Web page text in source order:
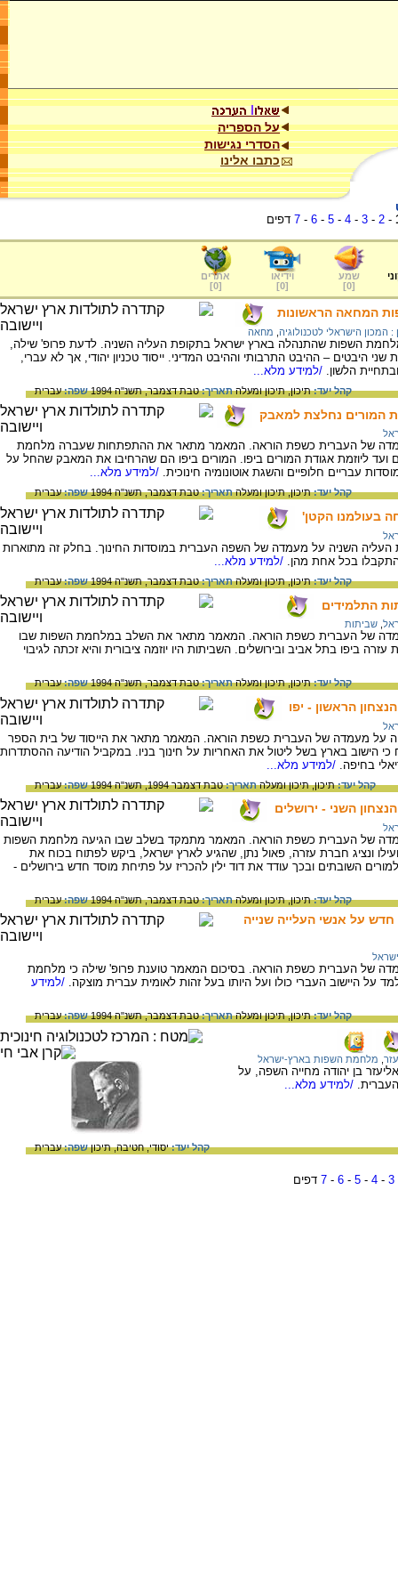
על הספריה
הסדרי נגישות
כתבו אלינו
-
2
-
3
-
4
-
5
-
6
-
7 דפים
שמע
[
0
]
וידיאו
[
0
]
אתרים
[
0
]
המחאה הראשונות
: המכון הישראלי לטכנולוגיה מחאה
השפות שהתנהלה בארץ ישראל בתקופת העליה השניה. לדעת פרופ' שילה,
– ההיבט התרבותי וההיבט המדיני. ייסוד טכניון יהודי, אך לא עברי,
הלשון. /למידע מלא...
קהל יעד:תיכון,תיכון ומעלהתאריך:טבת דצמבר, תשנ"ה 1994 שפה:עברית
המורים נחלצת למאבק
של העברית כשפת הוראה. המאמר מתאר את ההתפתחות שעברה מלחמת
ליוזמת אגודת המורים ביפו. המורים ביפו הם שהרחיבו את המאבק שהחל על
עבריים חלופיים והשגת אוטונומיה חינוכית. /למידע מלא...
קהל יעד:תיכון,תיכון ומעלהתאריך:טבת דצמבר, תשנ"ה 1994 שפה:עברית
בעולמנו הקטן'
השניה על מעמדה של השפה העברית במוסדות החינוך. בחלק זה מתוארות
בכל אחת מהן. /למידע מלא...
קהל יעד:תיכון,תיכון ומעלהתאריך:טבת דצמבר, תשנ"ה 1994 שפה:עברית
התלמידים
שביתות
של העברית כשפת הוראה. המאמר מתאר את השלב במלחמת השפות שבו
ביפו בתל אביב ובירושלים. השביתות היו יוזמה ציבורית והיא זכתה לגיבוי
קהל יעד:תיכון,תיכון ומעלהתאריך:טבת דצמבר, תשנ"ה 1994 שפה:עברית
הראשון - יפו
על מעמדה של העברית כשפת הוראה. המאמר מתאר את הייסוד של בית הספר
הישוב בארץ בשל ליטול את האחריות על חינוך בניו. במקביל הודיעה ההסתדרות
בחיפה. /למידע מלא...
קהל יעד:תיכון,תיכון ומעלהתאריך:טבת דצמבר 1994, תשנ"ה 1994 שפה:עברית
השני - ירושלים
של העברית כשפת הוראה. המאמר מתמקד בשלב שבו הגיעה מלחמת השפות
ונציג חברת עזרה, פאול נתן, שהגיע לארץ ישראל, ביקש לפתוח בכוח את
השובתים ובכך עודד את דוד ילין להכריז על פתיחת מוסד חדש בירושלים -
קהל יעד:תיכון,תיכון ומעלהתאריך:טבת דצמבר, תשנ"ה 1994 שפה:עברית
על אנשי העלייה שנייה
של העברית כשפת הוראה. בסיכום המאמר טוענת פרופ' שילה כי מלחמת
היישוב העברי כולו ועל היותו בעל זהות לאומית עברית מוצקה. /למידע
קהל יעד:תיכון,תיכון ומעלהתאריך:טבת דצמבר, תשנ"ה 1994 שפה:עברית
מלחמת השפות בארץ-ישראל
בן יהודה מחייה השפה, על
/למידע מלא...
קהל יעד:יסודי,חטיבה,תיכוןשפה:עברית
3
-
4
-
5
-
6
-
7 דפים